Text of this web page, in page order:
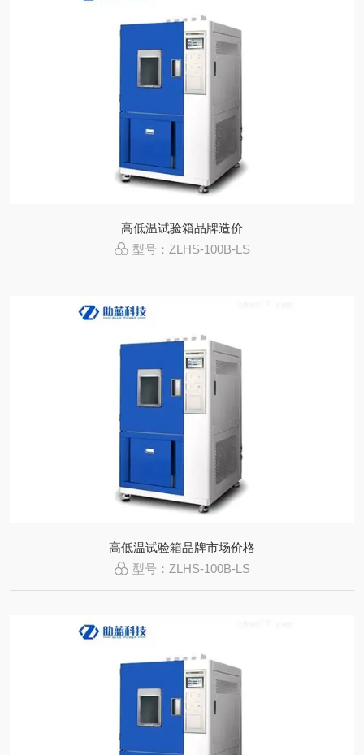
高低温试验箱品牌造价
型号：ZLHS-100B-LS
高低温试验箱品牌市场价格
型号：ZLHS-100B-LS